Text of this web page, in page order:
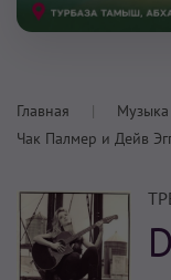
Главная Музыка
Чак Палмер и Дейв